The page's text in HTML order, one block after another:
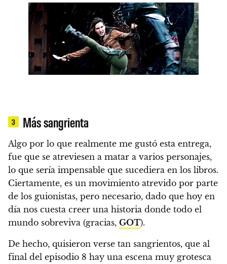
3 Más sangrienta
Algo por lo que realmente me gustó esta entrega,
fue que se atreviesen a matar a varios personajes,
lo que sería impensable que sucediera en los libros.
Ciertamente, es un movimiento atrevido por parte
de los guionistas, pero necesario, dado que hoy en
día nos cuesta creer una historia donde todo el
mundo sobreviva (gracias, GOT).
De hecho, quisieron verse tan sangrientos, que al
final del episodio 8 hay una escena muy grotesca